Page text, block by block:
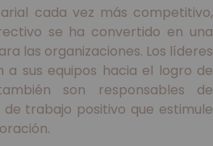
cada vez más competitivo,
se ha convertido en una
las organizaciones. Los líderes
a sus equipos hacia el logro de
son responsables de
trabajo positivo que estimule